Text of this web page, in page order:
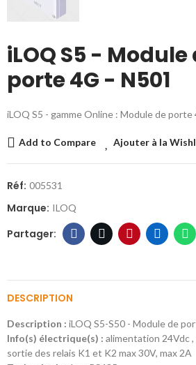
iLOQ S5 - Module
porte 4G - N501
iLOQ S5 - gamme Online : Module de porte
Add to Compare Ajouter à la
Réf: 005531
Marque: ILOQ
DESCRIPTION
Description : iLOQ S5-S50 - Module de
Info(s) électrique(s) : alimentation 24Vdc
sortie des relais K1 et K2 max 30V, max 2A